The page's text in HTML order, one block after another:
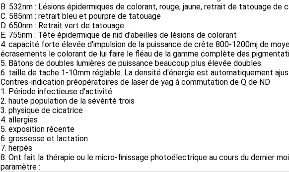
B. 532nm : Lésions épidermiques de colorant, rouge, jaune, retrait de tatouage de
C. 585nm : retrait bleu et pourpre de tatouage
D. 650nm : Retrait vert de tatouage
E. 755nm : Tête épidermique de nid d'abeilles de lésions de colorant
4. capacité forte élevée d'impulsion de la puissance de crête 800-1200mj de
écrasements le colorant de lui faire le fléau de la gamme complète des
5. Bâtons de doubles lumières de puissance beaucoup plus élevée doubles.
6. taille de tache 1-10mm réglable. La densité d'énergie est automatiquement
Contres-indication préopératoires de laser de yag à commutation de Q de ND
1. Période infectieuse d'activité
2. haute population de la sévérité trois
3. physique de cicatrice
4. allergies
5. exposition récente
6. grossesse et lactation
7. herpès
8. Ont fait la thérapie ou le micro-finissage photoélectrique au cours du dernier
paramètre :